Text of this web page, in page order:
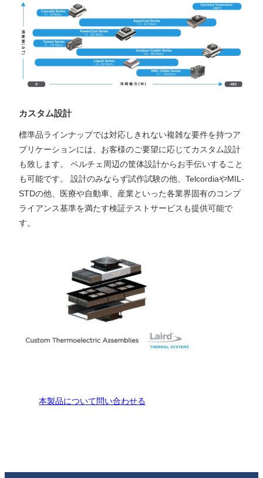
カスタム設計
標準品ラインナップでは対応しきれない複雑な要件を持つア
プリケーションには、お客様のご要望に応じてカスタム設計
も致します。 ペルチェ周辺の筐体設計からお手伝いすること
も可能です。 設計のみならず試作試験の他、TelcordiaやMIL-
STDの他、医療や自動車、産業といった各業界固有のコンプ
ライアンス基準を満たす検証テストサービスも提供可能で
す。
本製品について問い合わせる